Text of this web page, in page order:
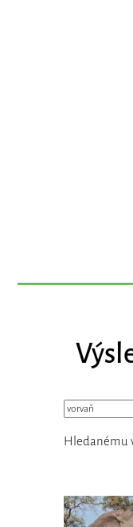
Hledanému